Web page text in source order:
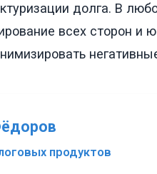
долга. В
всех сторон и
продуктов